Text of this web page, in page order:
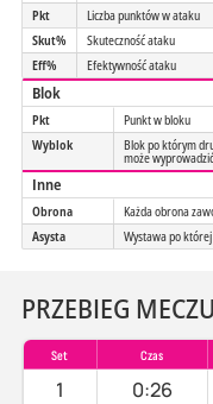
Pkt
Liczba punktów w ataku
Skut%
Skuteczność ataku
Eff%
Efektywność ataku
Blok
Pkt Punkt w bloku
Wyblok
Blok po którym
może
Inne
Obrona
Każda obrona
Asysta
Wystawa po
PRZEBIEG MECZU
Set Czas
1 0:26